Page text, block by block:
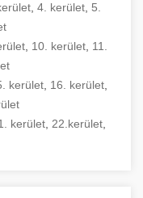
4. kerület 5.
, 10. kerület, 11.
kerület 16. kerület
kerület 22.kerület